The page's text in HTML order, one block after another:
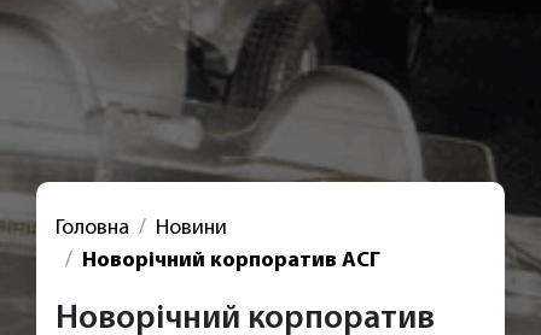
Головна
Новини
Новорічний корпоратив АСГ
Новорічний корпоратив